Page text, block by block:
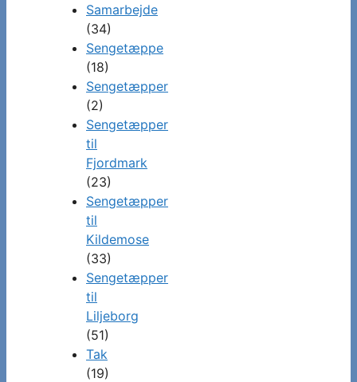
Samarbejde
(34)
Sengetæppe
(18)
Sengetæpper
(2)
Sengetæpper
til
Fjordmark
(23)
Sengetæpper
til
Kildemose
(33)
Sengetæpper
til
Liljeborg
(51)
Tak
(19)